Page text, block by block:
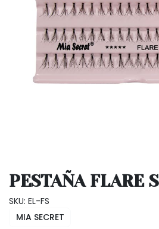
PESTAÑA FLARE S
SKU: EL-FS
MIA SECRET